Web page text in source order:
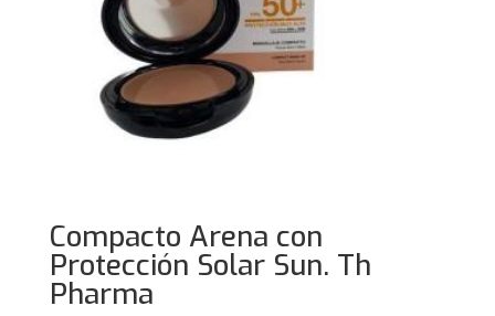
Compacto Arena con
Protección Solar Sun. Th
Pharma